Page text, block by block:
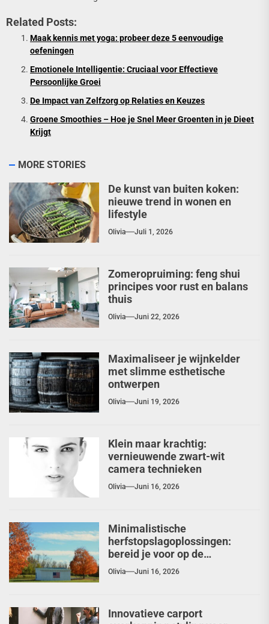
Related Posts:
Maak kennis met yoga: probeer deze 5 eenvoudige
oefeningen
Emotionele Intelligentie: Cruciaal voor Effectieve
Persoonlijke Groei
De Impact van Zelfzorg op Relaties en Keuzes
Groene Smoothies – Hoe je Snel Meer Groenten in je Dieet
Krijgt
MORE STORIES
De kunst van buiten koken:
nieuwe trend in wonen en
lifestyle
Olivia Juli 1, 2026
Zomeropruiming: feng shui
principes voor rust en balans
thuis
Olivia Juni 22, 2026
Maximaliseer je wijnkelder
met slimme esthetische
ontwerpen
Olivia Juni 19, 2026
Klein maar krachtig:
vernieuwende zwart-wit
camera technieken
Olivia Juni 16, 2026
Minimalistische
herfstopslagoplossingen:
bereid je voor op de
seizoenswisseling
Olivia Juni 16, 2026
Innovatieve carport